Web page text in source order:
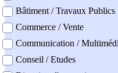
Bâtiment / Travaux Publics
Commerce / Vente
Communication /
Conseil / Etudes